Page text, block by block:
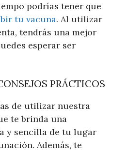
podrías tener que
tu vacuna. Al utilizar
tendrás una mejor
esperar ser
PRÁCTICOS
de utilizar nuestra
te brinda una
y sencilla de tu lugar
Además, te